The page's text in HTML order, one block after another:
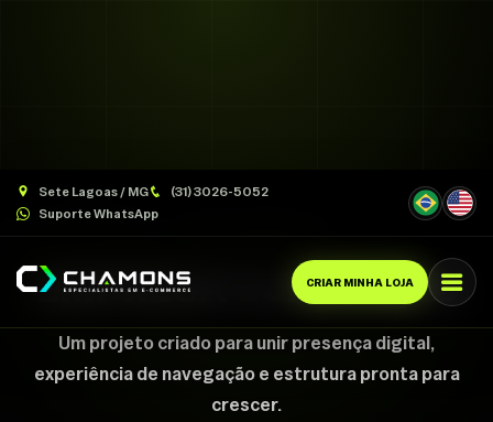
Sete Lagoas / MG
(31) 3026-5052
Suporte WhatsApp
CRIAR MINHA LOJA
EMPRESA Construção
Um projeto criado para unir presença digital,
experiência de navegação e estrutura pronta para
crescer.